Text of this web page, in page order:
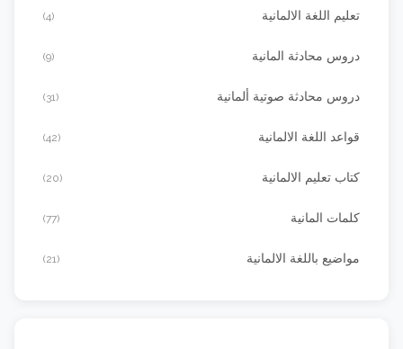
تعليم اللغة الالمانية (4)
دروس محادثة المانية (9)
دروس محادثة صوتية ألمانية (31)
قواعد اللغة الالمانية (42)
كتاب تعليم الالمانية (20)
كلمات المانية (77)
مواضيع باللغة الالمانية (21)